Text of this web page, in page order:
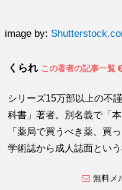
image by:
くられ この著者の記事一覧
シリーズ15万部以上の不
科書」著者。別名義で「
「薬局で買うべき薬、買
学術誌から成人誌面とい
無料メ